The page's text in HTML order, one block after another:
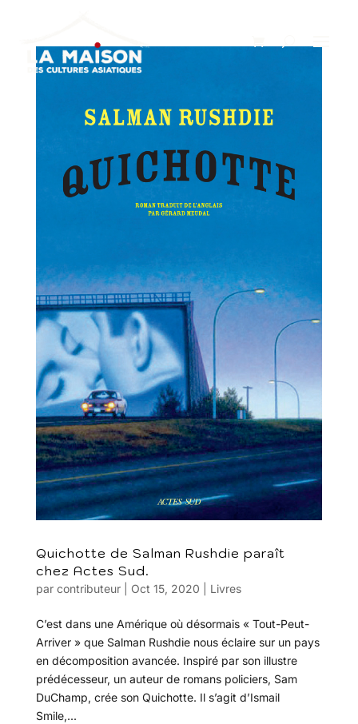
Quichotte de Salman Rushdie paraît
chez Actes Sud.
par contributeur| Oct 15, 2020 Livres
C’est dans une Amérique où désormais « Tout-Peut-
Arriver » que Salman Rushdie nous éclaire sur un pays
en décomposition avancée. Inspiré par son illustre
prédécesseur, un auteur de romans policiers, Sam
DuChamp, crée son Quichotte. Il s’agit d’Ismail
Smile,...